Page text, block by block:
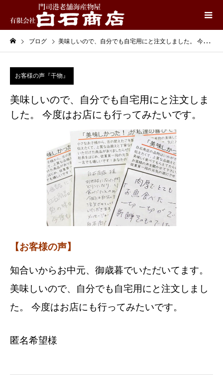
ブログ 美味しいので、自分でも自宅用にと注文しました。 今度はお店にも行ってみたいです。
お客様の声『干物』
美味しいので、自分でも自宅用にと注文しま
した。 今度はお店にも行ってみたいです。
【お客様の声】
知合いからお中元、御歳暮でいただいてます。
美味しいので、自分でも自宅用にと注文しまし
た。 今度はお店にも行ってみたいです。
匿名希望様